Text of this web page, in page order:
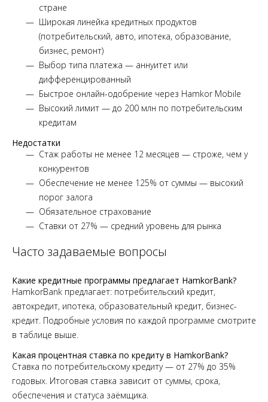
стране
Широкая линейка кредитных продуктов
(потребительский, авто, ипотека, образование,
бизнес, ремонт)
Выбор типа платежа — аннуитет или
дифференцированный
Быстрое онлайн-одобрение через Hamkor Mobile
Высокий лимит — до 200 млн по потребительским
кредитам
Недостатки
Стаж работы не менее 12 месяцев — строже, чем у
конкурентов
Обеспечение не менее 125% от суммы — высокий
порог залога
Обязательное страхование
Ставки от 27% — средний уровень для рынка
Часто задаваемые вопросы
Какие кредитные программы предлагает HamkorBank?
HamkorBank предлагает: потребительский кредит,
автокредит, ипотека, образовательный кредит, бизнес-
кредит. Подробные условия по каждой программе смотрите
в таблице выше.
Какая процентная ставка по кредиту в HamkorBank?
Ставка по потребительскому кредиту — от 27% до 35%
годовых. Итоговая ставка зависит от суммы, срока,
обеспечения и статуса заёмщика.